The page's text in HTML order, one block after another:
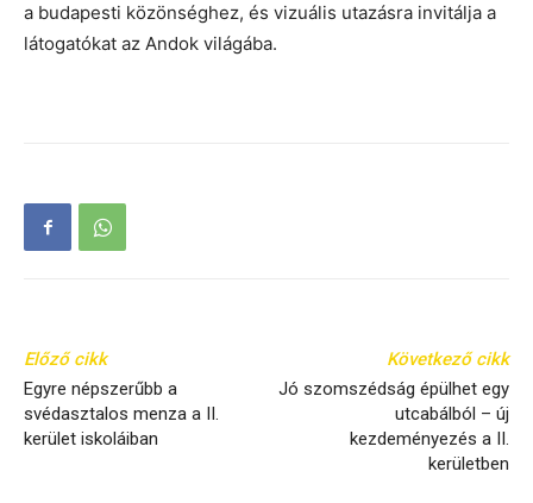
a budapesti közönséghez, és vizuális utazásra invitálja a
látogatókat az Andok világába.
Előző cikk
Egyre népszerűbb a
svédasztalos menza a II.
kerület iskoláiban
Következő cikk
Jó szomszédság épülhet egy
utcabálból – új
kezdeményezés a II.
kerületben